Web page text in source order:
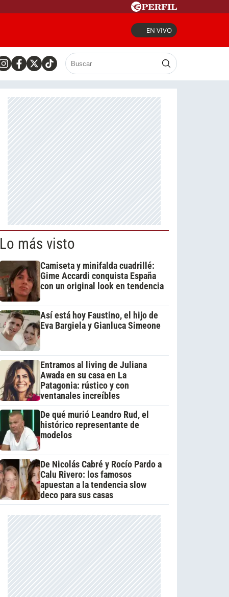
EN VIVO
Lo más visto
Camiseta y minifalda cuadrillé:
Gime Accardi conquista España
con un original look en tendencia
Así está hoy Faustino, el hijo de
Eva Bargiela y Gianluca Simeone
Entramos al living de Juliana
Awada en su casa en La
Patagonia: rústico y con
ventanales increíbles
De qué murió Leandro Rud, el
histórico representante de
modelos
De Nicolás Cabré y Rocío Pardo a
Calu Rivero: los famosos
apuestan a la tendencia slow
deco para sus casas